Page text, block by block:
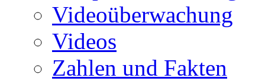
Videoüberwachung
Videos
Zahlen und Fakten